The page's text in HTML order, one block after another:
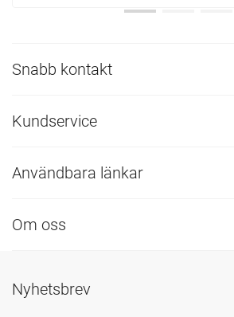
Snabb kontakt
Kundservice
Användbara länkar
Om oss
Nyhetsbrev